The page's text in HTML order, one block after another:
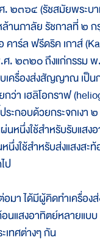
๓๖๔ (รัชสมัยพระบา
านภาลัย รัชกาลที่ ๒ ก
คาร์ล ฟรีดริค เกาส์
ศ. ๒๓๒๐ ถึงแก่กรรม
เครื่องส่งสัญญาณ เป็น
กว่า เฮลิโอกราฟ
กอบด้วยกระจกเงา ๒
นหนึ่งใช้สำหรับรับแสง
นึ่งใช้สำหรับส่งแสงสะ
ป
า ได้มีผู้คิดทำเครื่อ
อนแสงอาทิตย์หลายแบ
เทศต่างๆ กัน